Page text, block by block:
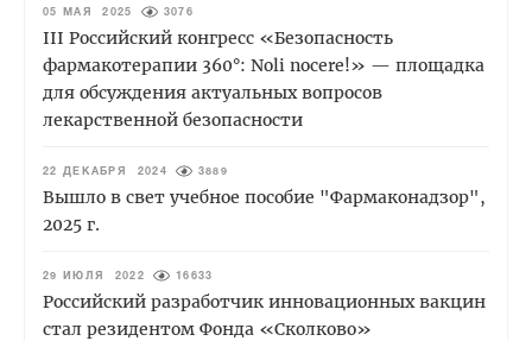
05 МАЯ 2025 3076
III Российский конгресс «Безопасность
фармакотерапии 360°: Noli nocere!» — площадка
для обсуждения актуальных вопросов
лекарственной безопасности
22 ДЕКАБРЯ 2024 3889
Вышло в свет учебное пособие "Фармаконадзор",
2025 г.
29 ИЮЛЯ 2022 16633
Российский разработчик инновационных вакцин
стал резидентом Фонда «Сколково»